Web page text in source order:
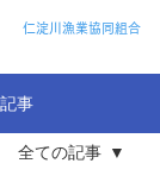
仁淀川漁業協同組合
記事
全ての記事